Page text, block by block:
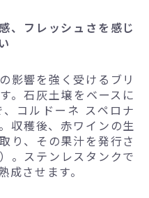
、フレッシュさを感じ
影響を強く受けるブリ
。石灰土壌をベースに
コルドーネ スペロナ
収穫後、赤ワインの生
り、その果汁を発行さ
。ステンレスタンクで
させます。